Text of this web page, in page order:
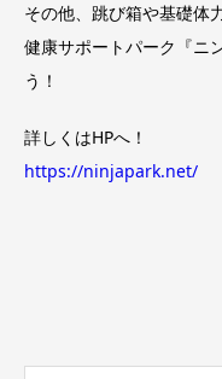
その他、跳び箱や基礎体
健康サポートパーク『ニ
う！
詳しくはHPへ！
https://ninjapark.net/